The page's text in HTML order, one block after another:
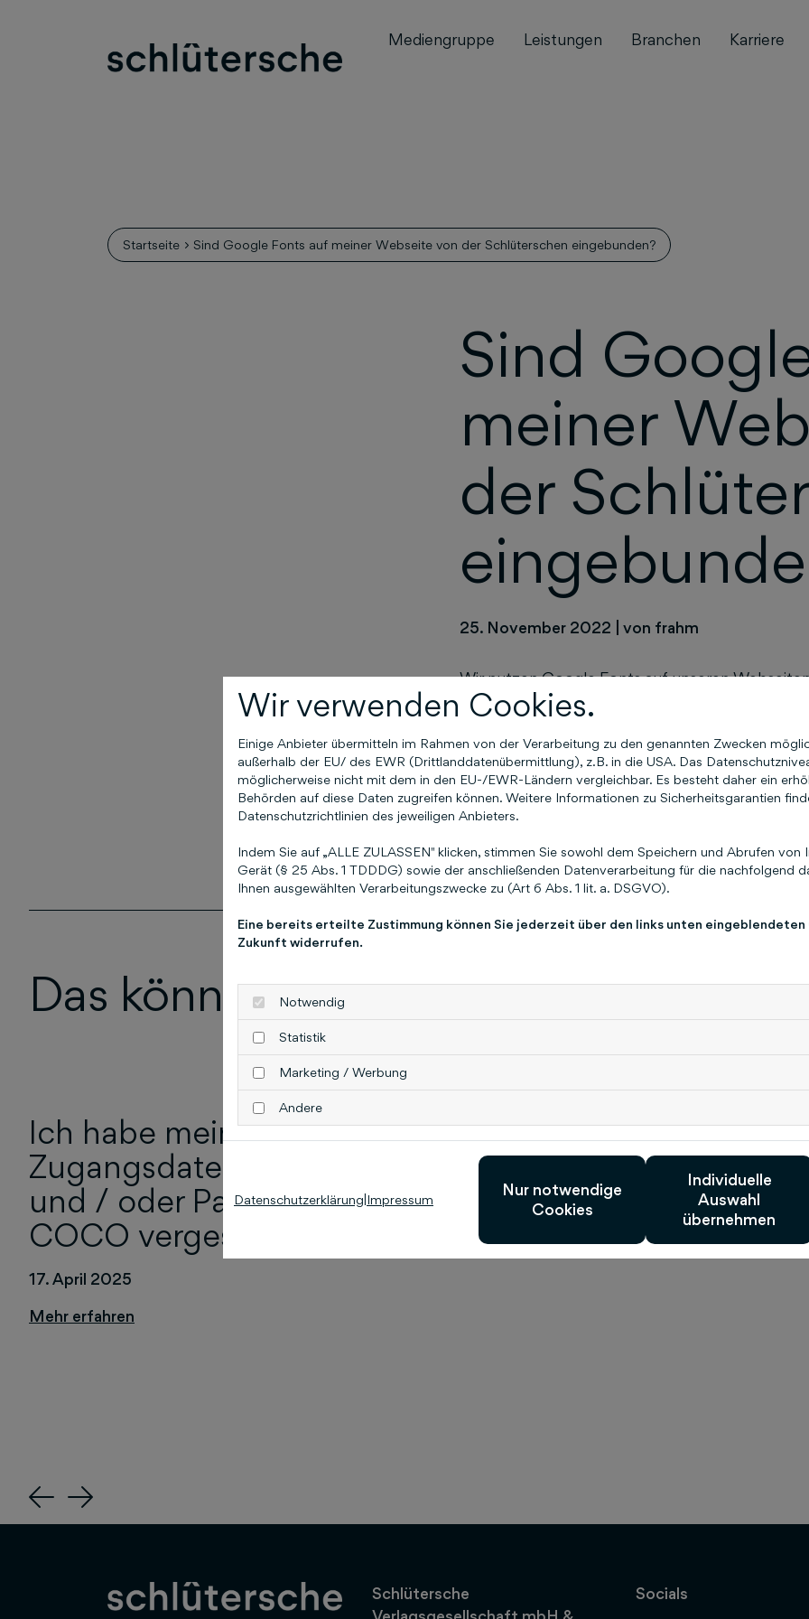
Mediengruppe Leistungen Branchen Karriere
Startseite Sind Google Fonts auf meiner Webseite von der Schlüterschen eingebunden?
Sind
meiner
der
25. November 2022 von frahm
Wir nutzen Google Fonts auf unseren
setzen wir Plugins oder eine Proxy-Lösung ein,
Wir freuen uns auf deine Kontaktaufnahme.
anbieten können.
Das könnte Sie auch interessieren
Ich habe meine
Zugangsdaten (E-Mail
und / oder Passwort) zu
COCO vergessen!
17. April 2025
Wie ist die Laufzeit
meiner Lizenz?
17. April 2025
Previous
Next
Schlütersche
Socials
Wir verwenden Cookies.
Einige Anbieter übermitteln im Rahmen von der Verarbeitung zu den genannten Zwecken
außerhalb der EU/ des EWR (Drittlanddatenübermittlung), z.B. in die USA. Das
möglicherweise nicht mit dem in den EU-/EWR-Ländern vergleichbar. Es besteht daher ein
Behörden auf diese Daten zugreifen können. Weitere Informationen zu Sicherheitsgarantien
Datenschutzrichtlinien des jeweiligen Anbieters.
Indem Sie auf „ALLE ZULASSEN" klicken, stimmen Sie sowohl dem Speichern und Abrufen
Gerät (§ 25 Abs. 1 TDDDG) sowie der anschließenden Datenverarbeitung für die nachfolgend
Ihnen ausgewählten Verarbeitungszwecke zu (Art 6 Abs. 1 lit. a. DSGVO).
Eine bereits erteilte Zustimmung können Sie jederzeit über den links unten
Zukunft widerrufen.
Notwendig
Statistik
Marketing / Werbung
Andere
Datenschutzerklärung Impressum
Nur notwendige
Cookies
Individuelle
Auswahl
übernehmen